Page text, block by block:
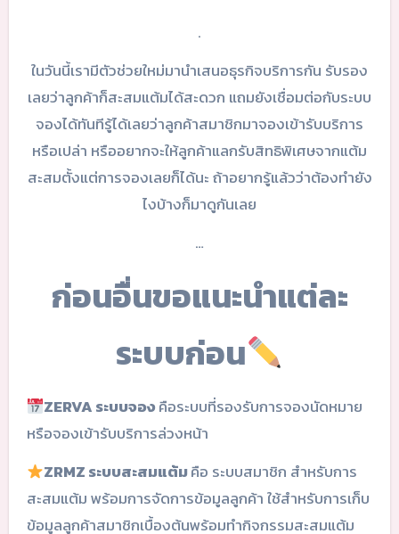
.
ในวันนี้เรามีตัวช่วยใหม่มานำเสนอธุรกิจบริการกัน รับรอง
เลยว่าลูกค้าก็สะสมแต้มได้สะดวก แถมยังเชื่อมต่อกับระบบ
จองได้ทันทีรู้ได้เลยว่าลูกค้าสมาชิกมาจองเข้ารับบริการ
หรือเปล่า หรืออยากจะให้ลูกค้าแลกรับสิทธิพิเศษจากแต้ม
สะสมตั้งแต่การจองเลยก็ได้นะ ถ้าอยากรู้แล้วว่าต้องทำยัง
ไงบ้างก็มาดูกันเลย
…
ก่อนอื่นขอแนะนำแต่ละ
ระบบก่อน
ZERVA ระบบจองคือระบบที่รองรับการจองนัดหมาย
หรือจองเข้ารับบริการล่วงหน้า
ZRMZ ระบบสะสมแต้มคือ ระบบสมาชิก สำหรับการ
สะสมแต้ม พร้อมการจัดการข้อมูลลูกค้า ใช้สำหรับการเก็บ
ข้อมูลลูกค้าสมาชิกเบื้องต้นพร้อมทำกิจกรรมสะสมแต้ม